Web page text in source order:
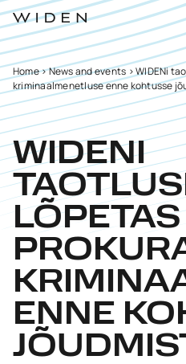
Home>News and events >WIDENi
kriminaalmenetluse enne kohtusse
WIDENI
LÕPETAS
ENNE